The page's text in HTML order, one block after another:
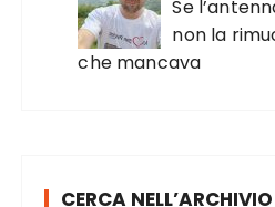
Se
non la
che mancava
CERCA NELL’ARCHIVIO